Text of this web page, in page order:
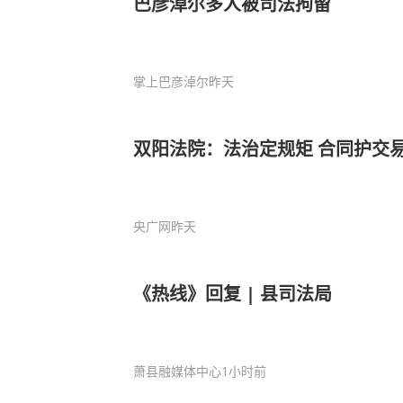
掌上巴彦淖尔昨天
双阳法院：法治定规矩 合同护交
央广网昨天
《热线》回复 | 县司法局
萧县融媒体中心1小时前